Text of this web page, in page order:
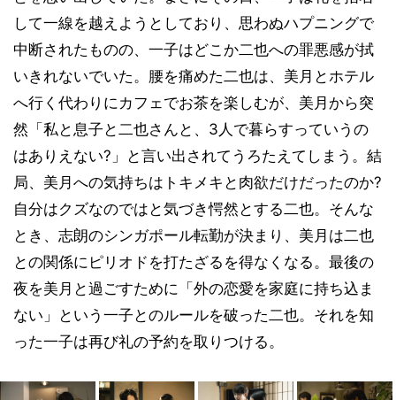
して一線を越えようとしており、思わぬハプニングで
中断されたものの、一子はどこか二也への罪悪感が拭
いきれないでいた。腰を痛めた二也は、美月とホテル
へ行く代わりにカフェでお茶を楽しむが、美月から突
然「私と息子と二也さんと、3人で暮らすっていうの
はありえない?」と言い出されてうろたえてしまう。結
局、美月への気持ちはトキメキと肉欲だけだったのか?
自分はクズなのではと気づき愕然とする二也。そんな
とき、志朗のシンガポール転勤が決まり、美月は二也
との関係にピリオドを打たざるを得なくなる。最後の
夜を美月と過ごすために「外の恋愛を家庭に持ち込ま
ない」という一子とのルールを破った二也。それを知
った一子は再び礼の予約を取りつける。